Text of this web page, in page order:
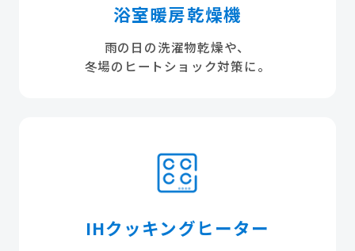
浴室暖房乾燥機
雨の日の洗濯物乾燥や、
冬場のヒートショック対策に。
IHクッキングヒーター